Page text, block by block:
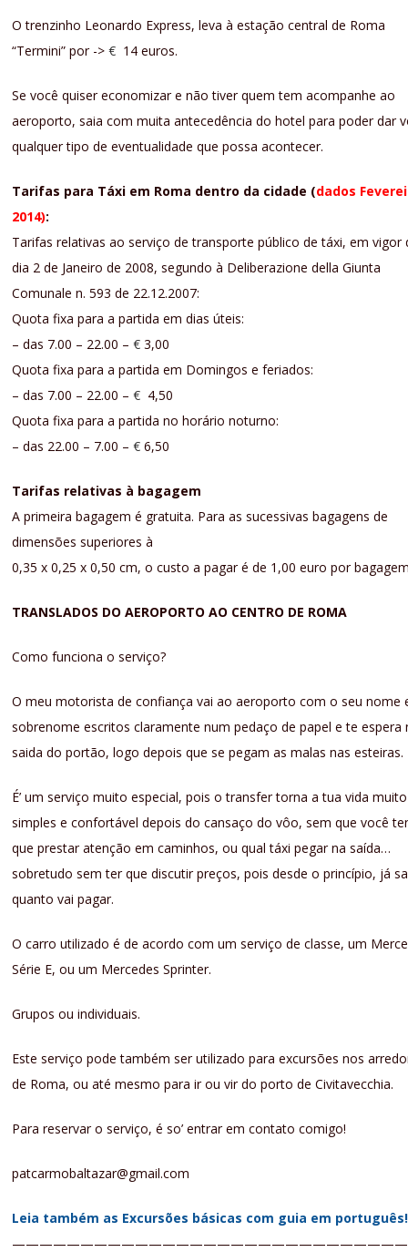
O trenzinho Leonardo Express, leva à estação central de Roma
“Termini” por ->€ 14 euros.
Se você quiser economizar e não tiver quem tem acompanhe ao
aeroporto, saia com muita antecedência do hotel para poder dar
qualquer tipo de eventualidade que possa acontecer.
Tarifas para Táxi em Roma dentro da cidade (dados
2014):
Tarifas relativas ao serviço de transporte público de táxi, em vigor
dia 2 de Janeiro de 2008, segundo à Deliberazione della Giunta
Comunale n. 593 de 22.12.2007:
Quota fixa para a partida em dias úteis:
– das 7.00 – 22.00 –€3,00
Quota fixa para a partida em Domingos e feriados:
– das 7.00 – 22.00 –€ 4,50
Quota fixa para a partida no horário noturno:
– das 22.00 – 7.00 –€ 6,50
Tarifas relativas à bagagem
A primeira bagagem é gratuita. Para as sucessivas bagagens de
dimensões superiores à
0,35 x 0,25 x 0,50 cm, o custo a pagar é de 1,00 euro por
TRANSLADOS DO AEROPORTO AO CENTRO DE ROMA
Como funciona o serviço?
O meu motorista de confiança vai ao aeroporto com o seu nome
sobrenome escritos claramente num pedaço de papel e te espera
saida do portão, logo depois que se pegam as malas nas esteiras.
É’ um serviço muito especial, pois o transfer torna a tua vida muito
simples e confortável depois do cansaço do vôo, sem que você
que prestar atenção em caminhos, ou qual táxi pegar na saída…
sobretudo sem ter que discutir preços, pois desde o princípio, já
quanto vai pagar.
O carro utilizado é de acordo com um serviço de classe, um
Série E, ou um Mercedes Sprinter.
Grupos ou individuais.
Este serviço pode também ser utilizado para excursões nos
de Roma, ou até mesmo para ir ou vir do porto de Civitavecchia.
Para reservar o serviço, é so’ entrar em contato comigo!
patcarmobaltazar@gmail.com
Leia também as Excursões básicas com guia em português!